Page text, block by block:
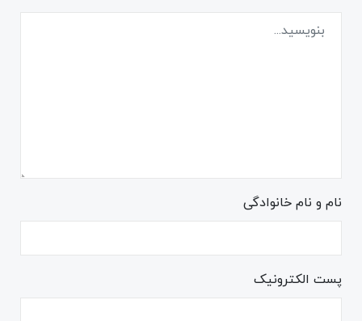
نام و نام خانوادگی
پست الکترونیک